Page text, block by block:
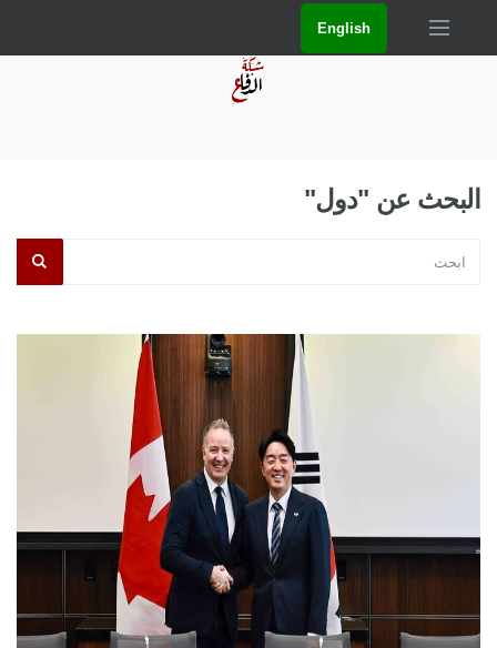
English
البحث عن "دول"